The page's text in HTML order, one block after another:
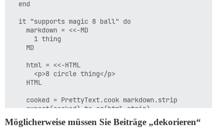
  end
  it "supports magic 8 ball" do
    markdown = <<-MD
      1 thing
    MD
    html = <<-HTML
      <p>8 circle thing</p>
    HTML
    cooked = PrettyText.cook markdown.strip
    expect(cooked).to eq(html.strip)
  end
Möglicherweise müssen Sie Beiträge „dekorieren“